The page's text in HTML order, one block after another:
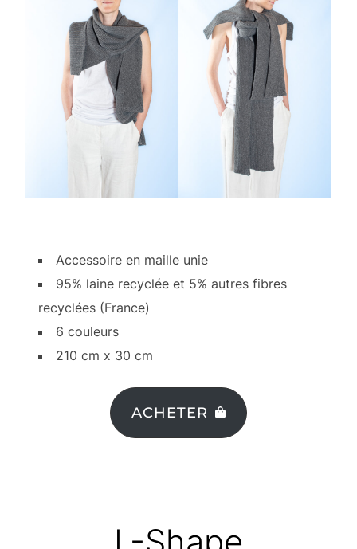
Accessoire en maille unie
95% laine recyclée et 5% autres fibres
recyclées (France)
6 couleurs
210 cm x 30 cm
ACHETER